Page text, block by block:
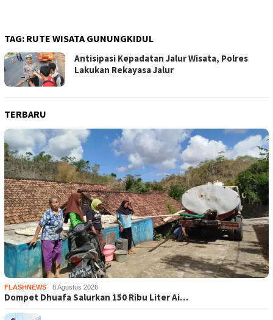
TAG: RUTE WISATA GUNUNGKIDUL
Antisipasi Kepadatan Jalur Wisata, Polres
Lakukan Rekayasa Jalur
TERBARU
FLASHNEWS 8 Agustus 2026
Dompet Dhuafa Salurkan 150 Ribu Liter Ai…